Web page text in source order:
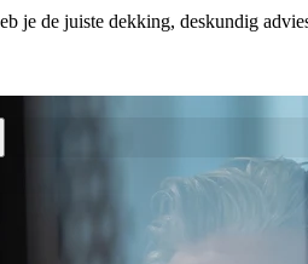
je de juiste dekking, deskundig